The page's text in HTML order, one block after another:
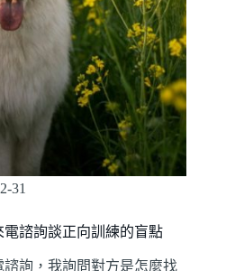
31
諮詢談正向訓練的盲點
詢，我詢問對方是怎麼找